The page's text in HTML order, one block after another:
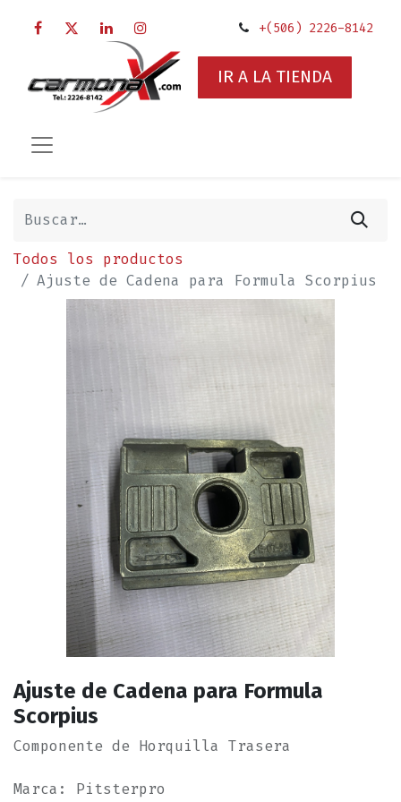
+(506) 2226-8142
IR A LA TIENDA
Todos los productos
Ajuste de Cadena para Formula Scorpius
Ajuste de Cadena para Formula
Scorpius
Componente de Horquilla Trasera
Marca: Pitsterpro